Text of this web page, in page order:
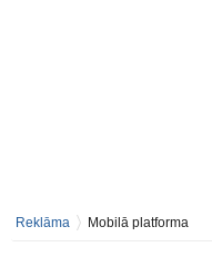
Reklāma Mobilā platforma